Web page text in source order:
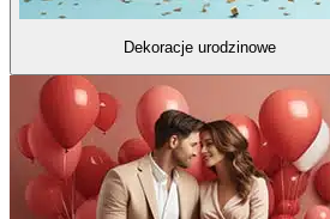
Dekoracje urodzinowe